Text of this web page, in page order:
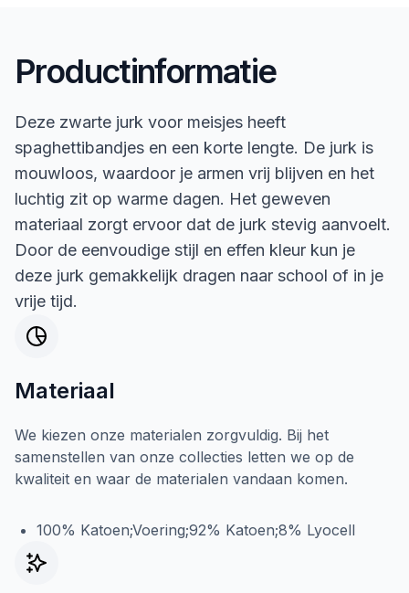
Productinformatie
Deze zwarte jurk voor meisjes heeft
spaghettibandjes en een korte lengte. De jurk is
mouwloos, waardoor je armen vrij blijven en het
luchtig zit op warme dagen. Het geweven
materiaal zorgt ervoor dat de jurk stevig aanvoelt.
Door de eenvoudige stijl en effen kleur kun je
deze jurk gemakkelijk dragen naar school of in je
vrije tijd.
Materiaal
We kiezen onze materialen zorgvuldig. Bij het
samenstellen van onze collecties letten we op de
kwaliteit en waar de materialen vandaan komen.
100% Katoen;Voering;92% Katoen;8% Lyocell